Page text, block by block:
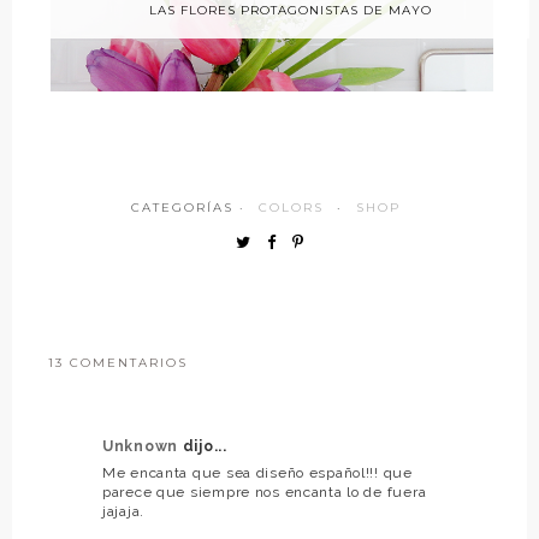
LAS FLORES PROTAGONISTAS DE MAYO
CATEGORÍAS · COLORS · SHOP
13 COMENTARIOS
Unknown dijo...
Me encanta que sea diseño español!!! que
parece que siempre nos encanta lo de fuera
jajaja.